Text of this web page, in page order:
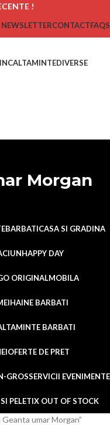
!
NEWSLETTERCONTACTFAQS
INCALTAMINTEDIVERSE
Morgan
BARBATICASA SI GRADINA
HAPPY DAY
ORIGINALMOBILA
HAINE BARBATI
BARBATI
OFERTE DE PRET
GROSSERVICII EVENIMENTE
PELETIX OUT OF STOCK
umar Morgan”